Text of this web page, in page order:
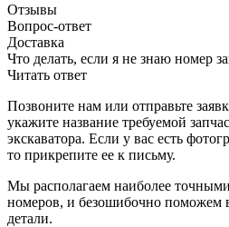
Отзывы
Вопрос-ответ
Доставка
Что делать, если я не знаю номер
Читать ответ
Позвоните нам или отправьте
укажите название требуемой
экскаватора. Если у вас есть
то прикрепите ее к письму.
Мы располагаем наиболее
номеров, и безошибочно поможем
детали.